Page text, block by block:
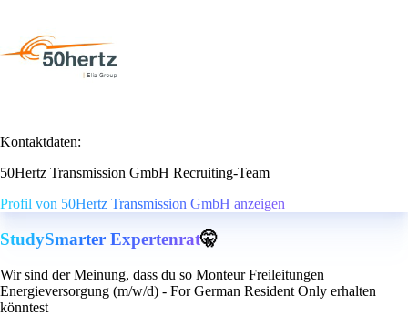
Kontaktdaten:
50Hertz Transmission GmbH Recruiting-Team
Profil von 50Hertz Transmission GmbH anzeigen
StudySmarter Expertenrat🤫
Wir sind der Meinung, dass du so Monteur Freileitungen
Energieversorgung (m/w/d) - For German Resident Only erhalten
könntest